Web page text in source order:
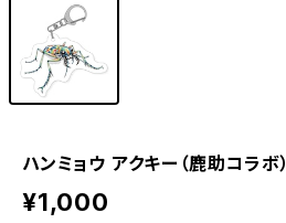
ハンミョウ アクキー（鹿助コラボ）
¥1,000